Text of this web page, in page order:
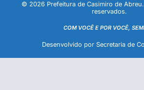
© 2026 Prefeitura de Casimiro de
reservados.
COM VOCÊ E POR VOCÊ,
Desenvolvido por Secretaria de